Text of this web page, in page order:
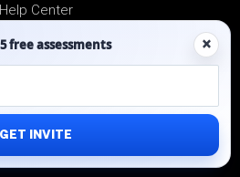
Help Center
Platform
Affiliates
free assessments ×
GET INVITE